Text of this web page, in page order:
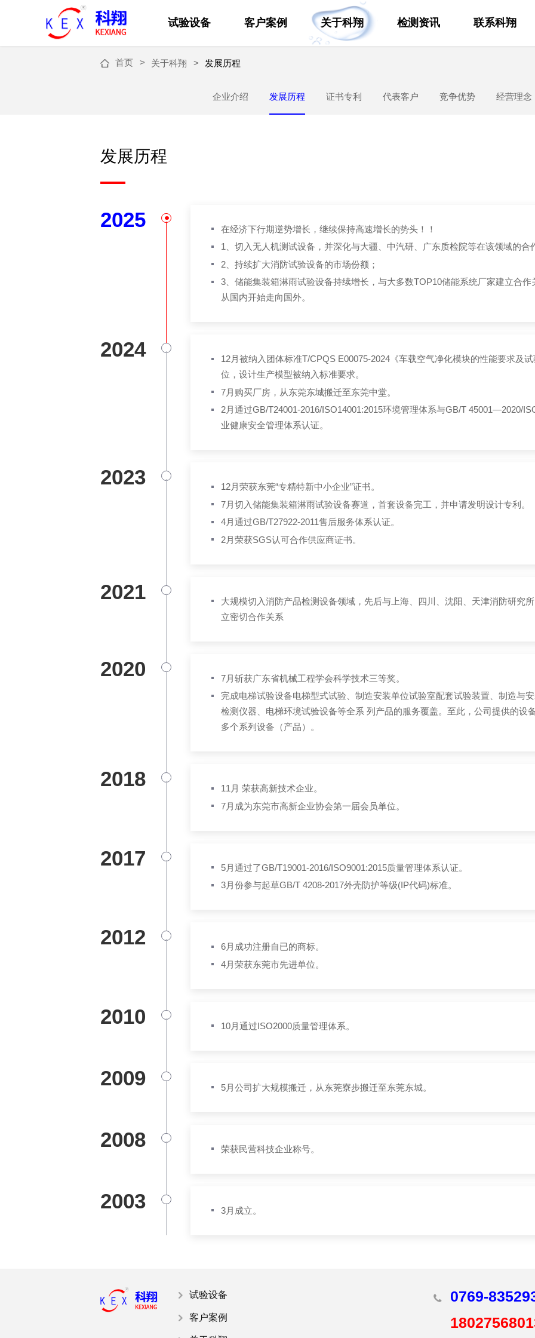
试验设备 客户案例 关于科翔 检测资讯 联系科翔
首页 关于科翔 发展历程
企业介绍 发展历程 证书专利 代表客户 竞争优势 经营理念
发展历程
2025
在经济下行期逆势增长，继续保持高速增长的势头！！
1、切入无人机测试设备，并深化与大疆、中汽研、广东质检院等在该领域的合
2、持续扩大消防试验设备的市场份额；
3、储能集装箱淋雨试验设备持续增长，与大多数TOP10储能系统厂家建立合作
从国内开始走向国外。
2024
12月被纳入团体标准T/CPQS E00075-2024《车载空气净化模块的性能要求及
位，设计生产模型被纳入标准要求。
7月购买厂房，从东莞东城搬迁至东莞中堂。
2月通过GB/T24001-2016/ISO14001:2015环境管理体系与GB/T 45001—2020/
业健康安全管理体系认证。
2023
12月荣获东莞“专精特新中小企业”证书。
7月切入储能集装箱淋雨试验设备赛道，首套设备完工，并申请发明设计专利。
4月通过GB/T27922-2011售后服务体系认证。
2月荣获SGS认可合作供应商证书。
2021
大规模切入消防产品检测设备领域，先后与上海、四川、沈阳、天津消防研究
立密切合作关系
2020
7月斩获广东省机械工程学会科学技术三等奖。
完成电梯试验设备电梯型式试验、制造安装单位试验室配套试验装置、制造与
检测仪器、电梯环境试验设备等全系 列产品的服务覆盖。至此，公司提供的设
多个系列设备（产品）。
2018
11月 荣获高新技术企业。
7月成为东莞市高新企业协会第一届会员单位。
2017
5月通过了GB/T19001-2016/ISO9001:2015质量管理体系认证。
3月份参与起草GB/T 4208-2017外壳防护等级(IP代码)标准。
2012
6月成功注册自已的商标。
4月荣获东莞市先进单位。
2010 10月通过ISO2000质量管理体系。
2009 5月公司扩大规模搬迁，从东莞寮步搬迁至东莞东城。
2008 荣获民营科技企业称号。
2003 3月成立。
试验设备
客户案例
0769-